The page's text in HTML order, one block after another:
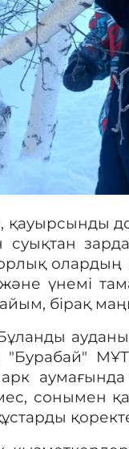
олардың
үнемі
бірақ
"Бурабай"
сонымен